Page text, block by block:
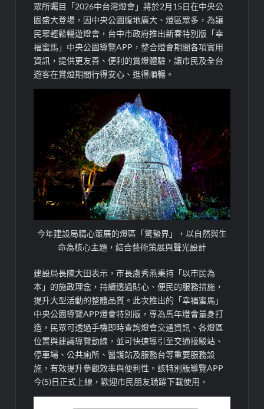
眾所矚目「2026中台灣燈會」將於2月15日在中央公
園盛大登場，因中央公園腹地廣大、燈區眾多，為讓
民眾輕鬆暢遊燈會，台中市政府推出新春特別版「幸
福蜜馬」中央公園導覽APP，整合燈會期間各項實用
資訊，提供更友善、便利的賞燈體驗，讓市民及全台
遊客在賞燈期間行得安心、逛得順暢。
今年建設局精心策展的燈區「驚蟄界」，以自然與生
命為核心主題，結合藝術策展與聲光設計
建設局長陳大田表示，市長盧秀燕秉持「以市民為
本」的施政理念，持續透過貼心、便民的服務措施，
提升大型活動的整體品質。此次推出的「幸福蜜馬」
中央公園導覽APP燈會特別版，專為馬年燈會量身打
造，民眾可透過手機即時查詢燈會交通資訊、各燈區
位置與建議導覽動線，並可快速導引至交通接駁站、
停車場、公共廁所、醫護站及服務台等重要服務設
施，有效提升參觀效率與便利性。該特別版導覽APP
今(5)日正式上線，歡迎市民朋友踴躍下載使用。